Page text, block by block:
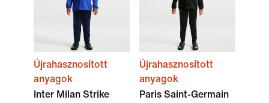
Újrahasznosított
anyagok
Inter Milan Strike
Újrahasznosított
anyagok
Paris Saint-Germain